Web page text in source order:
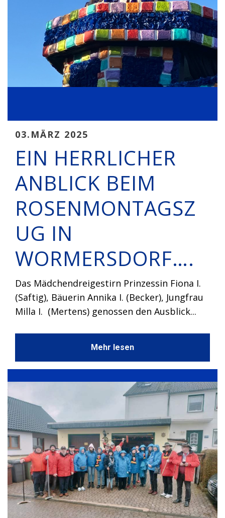
03.MÄRZ 2025
EIN HERRLICHER
ANBLICK BEIM
ROSENMONTAGSZ
UG IN
WORMERSDORF….
Das Mädchendreigestirn Prinzessin Fiona I.
(Saftig), Bäuerin Annika I. (Becker), Jungfrau
Milla I. (Mertens) genossen den Ausblick...
Mehr lesen